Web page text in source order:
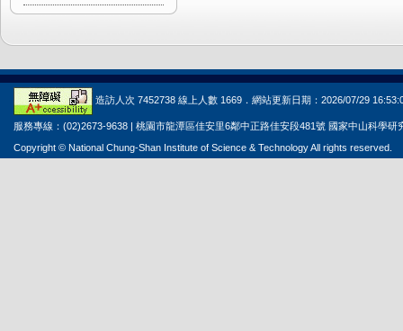
造訪人次 7452738 線上人數 1669．網站更新日期：2026/07/29
服務專線：(02)2673-9638 | 桃園市龍潭區佳安里6鄰中正路佳安段481號 國家中山科學研
Copyright © National Chung-Shan Institute of Science & Technology All rights reserved.